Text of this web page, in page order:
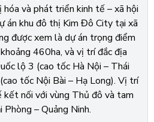
và phát triển kinh tế – xã hội
án khu đô thị Kim Đô City tại xã
được xem là dự án trọng điểm
460ha, và vị trí đắc địa
lộ 3 (cao tốc Hà Nội – Thái
tốc Nội Bài – Hạ Long). Vị trí
kết nối với vùng Thủ đô và tam
– Quảng Ninh.